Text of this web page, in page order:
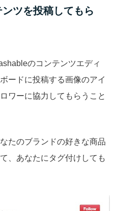
ツを投稿してもら
のコンテンツエディ
ードに投稿する画像のアイ
ワーに協力してもらうこと
たのブランドの好きな商品
、あなたにタグ付けしても